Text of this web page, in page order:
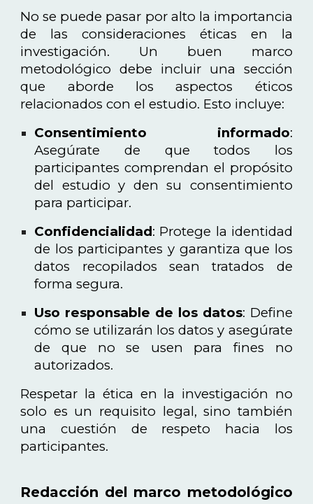
No se puede pasar por alto la importancia
de las consideraciones éticas en la
investigación. Un buen marco
metodológico debe incluir una sección
que aborde los aspectos éticos
relacionados con el estudio. Esto incluye:
Consentimiento informado:
Asegúrate de que todos los
participantes comprendan el propósito
del estudio y den su consentimiento
para participar.
Confidencialidad: Protege la identidad
de los participantes y garantiza que los
datos recopilados sean tratados de
forma segura.
Uso responsable de los datos: Define
cómo se utilizarán los datos y asegúrate
de que no se usen para fines no
autorizados.
Respetar la ética en la investigación no
solo es un requisito legal, sino también
una cuestión de respeto hacia los
participantes.
Redacción del marco metodológico